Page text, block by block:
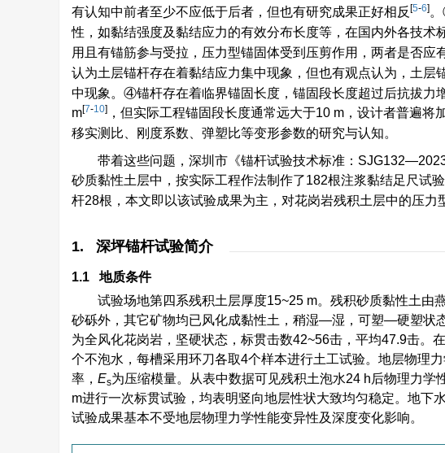
有认知中前者至少不应低于后者，但也有研究成果正好相反 [5-6]
性，如黏结强度及黏结应力的有效分布长度等，在国内外各技术
用且有锚筋参与受拉，压力型锚固体受到压剪作用，两者是否
认为土层锚杆存在着黏结应力集中现象，但也有观点认为，土层
中现象。④锚杆存在着临界锚固长度，锚固段长度超过后抗拔力
m[7-10] ，但实际工程锚固段长度通常远大于10 m，设计者普遍
移实测比、刚度系数、弹塑比等变形参数的研究与认知。
带着这些问题，深圳市《锚杆试验技术标准：
砂质黏性土层中，按实际工程作法制作了182根注浆黏结足尺试
杆28根，本文即以该试验成果为主，对花岗岩残积土层中的压力
1. 深坪锚杆试验简介
1.1 地质条件
试验场地第四系残积土层厚度15~25 m。残积砂质黏性土
砂砾外，其它矿物均已风化成黏性土，稍湿—湿，可塑—硬塑状
为全风化花岗岩，坚硬状态，标贯击数42~56击，平均47.9击。
个不泡水，每槽采用环刀各取4个样本进行土工试验。地层物理
率， Es为压缩模量。从表中数据可见残积土泡水24 h后物理力
m进行一次标贯试验，均表明竖向地层性状大致均匀稳定。地下
试验成果基本不受地层物理力学性能变异性及深度变化影响。